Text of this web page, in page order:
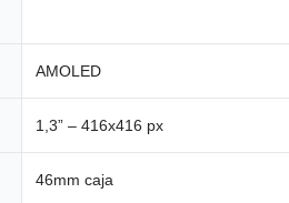
AMOLED
1,3” – 416x416 px
46mm caja